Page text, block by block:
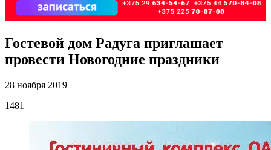
Гостевой дом Радуга приглашает
провести Новогодние праздники
28 ноября 2019
1481